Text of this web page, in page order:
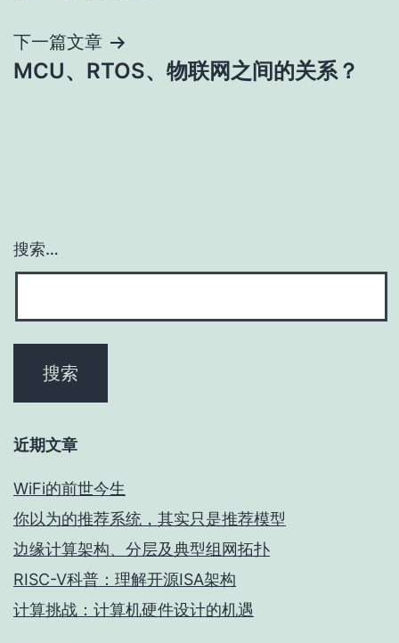
航
下一篇文章
MCU、RTOS、物联网之间的关系？
搜索…
近期文章
WiFi的前世今生
你以为的推荐系统，其实只是推荐模型
边缘计算架构、分层及典型组网拓扑
RISC-V科普：理解开源ISA架构
计算挑战：计算机硬件设计的机遇